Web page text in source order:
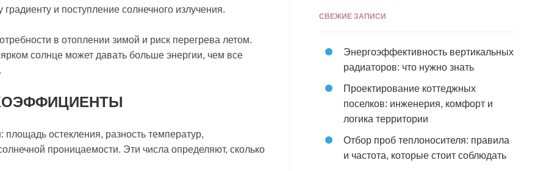
и поступление солнечного излучения.
в отоплении зимой и риск перегрева летом.
солнце может давать больше энергии, чем все
остекления, разность температур,
проницаемости. Эти числа определяют, сколько
СВЕЖИЕ ЗАПИСИ
Энергоэффективность вертикальных
радиаторов: что нужно знать
Проектирование коттеджных
поселков: инженерия, комфорт и
логика территории
Отбор проб теплоносителя: правила
и частота, которые стоит соблюдать